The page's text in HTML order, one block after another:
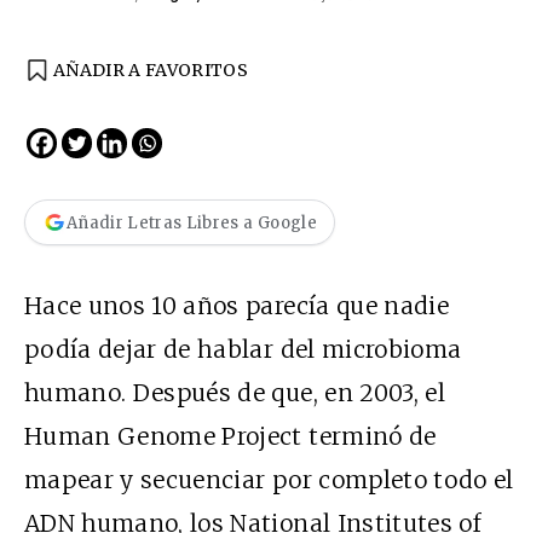
AÑADIR A FAVORITOS
Añadir Letras Libres a Google
Hace unos 10 años parecía que nadie
podía dejar de hablar del microbioma
humano. Después de que, en 2003, el
Human Genome Project terminó de
mapear y secuenciar por completo todo el
ADN humano, los National Institutes of